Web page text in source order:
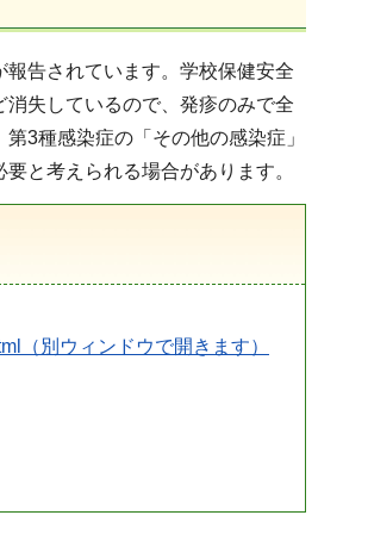
告されています。学校保健安全
失しているので、発疹のみで全
3種感染症の「その他の感染症」
と考えられる場合があります。
（別ウィンドウで開きます）